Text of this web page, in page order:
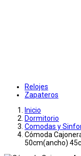
Relojes
Zapateros
Inicio
Dormitorio
Comodas y
Cómoda
50cm(ancho)